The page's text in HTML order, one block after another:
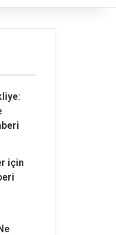
için